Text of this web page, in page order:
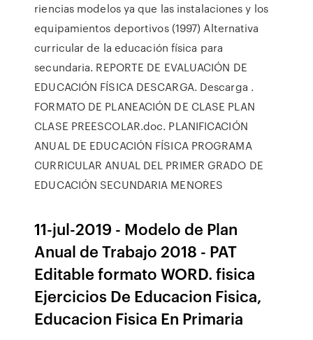
riencias modelos ya que las instalaciones y los
equipamientos deportivos (1997) Alternativa
curricular de la educación física para
secundaria. REPORTE DE EVALUACIÓN DE
EDUCACIÓN FÍSICA DESCARGA. Descarga .
FORMATO DE PLANEACIÓN DE CLASE PLAN
CLASE PREESCOLAR.doc. PLANIFICACIÓN
ANUAL DE EDUCACIÓN FÍSICA PROGRAMA
CURRICULAR ANUAL DEL PRIMER GRADO DE
EDUCACIÓN SECUNDARIA MENORES
11-jul-2019 - Modelo de Plan
Anual de Trabajo 2018 - PAT
Editable formato WORD. fisica
Ejercicios De Educacion Fisica,
Educacion Fisica En Primaria